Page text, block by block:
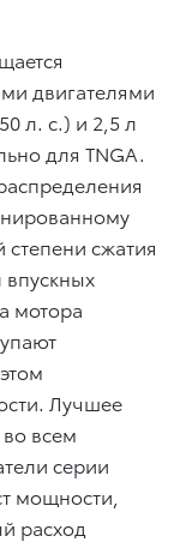
двигателями
л. с.) и 2,5 л
для TNGA.
сжатия
впускных
мотора
Лучшее
всем
серии
мощности,
расход